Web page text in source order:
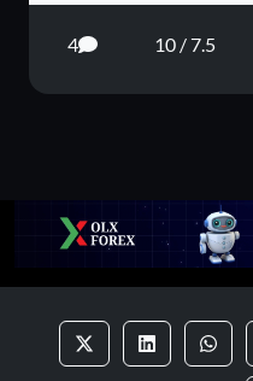
7.5 / 10
4